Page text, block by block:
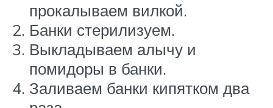
прокалываем вилкой.
Банки стерилизуем.
Выкладываем алычу и
помидоры в банки.
Заливаем банки кипятком два